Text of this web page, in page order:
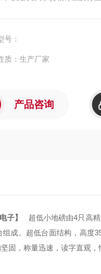
号：
质：生产厂家
产品咨询
子】
超低小地磅由4只高
成。超低台面结构，高度
固，称量迅速，读字直观，